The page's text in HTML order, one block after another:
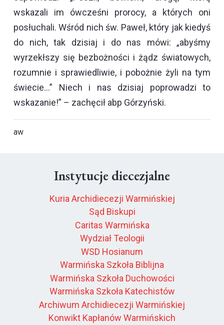
wskazali im ówcześni prorocy, a których oni
posłuchali. Wśród nich św. Paweł, który jak kiedyś
do nich, tak dzisiaj i do nas mówi: „abyśmy
wyrzekłszy się bezbożności i żądz światowych,
rozumnie i sprawiedliwie, i pobożnie żyli na tym
świecie…” Niech i nas dzisiaj poprowadzi to
wskazanie!” – zachęcił abp Górzyński.
aw
Instytucje diecezjalne
Kuria Archidiecezji Warmińskiej
Sąd Biskupi
Caritas Warmińska
Wydział Teologii
WSD Hosianum
Warmińska Szkoła Biblijna
Warmińska Szkoła Duchowości
Warmińska Szkoła Katechistów
Archiwum Archidiecezji Warmińskiej
Konwikt Kapłanów Warmińskich